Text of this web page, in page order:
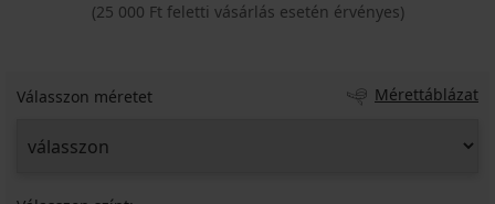
(25 000 Ft feletti vásárlás esetén érvényes)
Válasszon méretet Mérettáblázat